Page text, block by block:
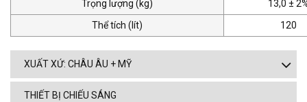
Trọng lượng (kg)
13,0 ±
Thể tích (lít)
120
XUẤT XỨ: CHÂU ÂU + MỸ
THIẾT BỊ CHIẾU SÁNG